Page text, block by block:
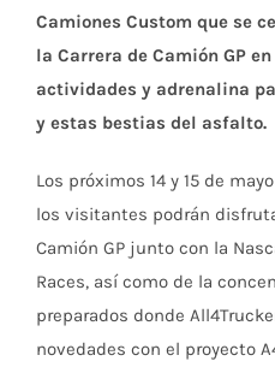
Camiones Custom que se
la Carrera de Camión GP
actividades y adrenalina
y estas bestias del asfalto.
Los próximos 14 y 15 de
los visitantes podrán
Camión GP junto con la
Races, así como de la
preparados donde
novedades con el proyecto